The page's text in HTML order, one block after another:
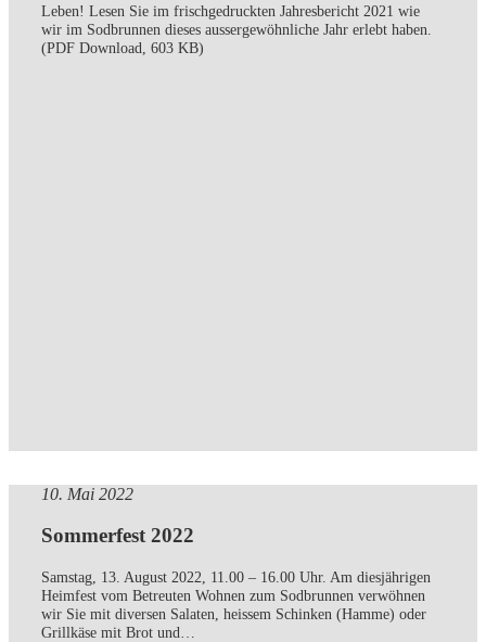
Leben! Lesen Sie im frischgedruckten Jahresbericht 2021 wie
wir im Sodbrunnen dieses aussergewöhnliche Jahr erlebt haben.
(PDF Download, 603 KB)
10. Mai 2022
Sommerfest 2022
Samstag, 13. August 2022, 11.00 – 16.00 Uhr. Am diesjährigen
Heimfest vom Betreuten Wohnen zum Sodbrunnen verwöhnen
wir Sie mit diversen Salaten, heissem Schinken (Hamme) oder
Grillkäse mit Brot und…